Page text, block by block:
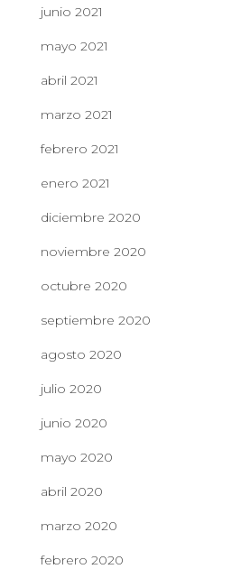
junio 2021
mayo 2021
abril 2021
marzo 2021
febrero 2021
enero 2021
diciembre 2020
noviembre 2020
octubre 2020
septiembre 2020
agosto 2020
julio 2020
junio 2020
mayo 2020
abril 2020
marzo 2020
febrero 2020